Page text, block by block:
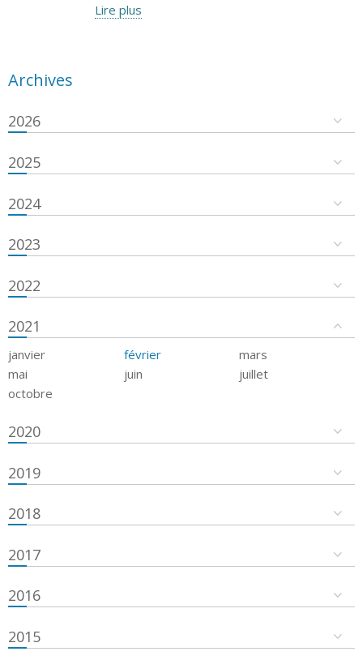
Lire plus
Archives
2026
2025
2024
2023
2022
2021
janvier février
mars
mai
juin
juillet
octobre
2020
2019
2018
2017
2016
2015